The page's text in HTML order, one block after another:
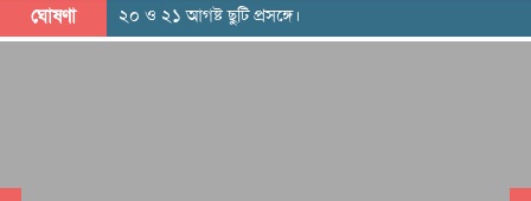
ঘোষণা ২০ ও ২১ আগষ্ট ছুটি প্রসঙ্গে।